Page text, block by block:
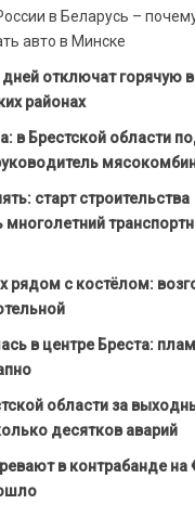
в Беларусь –
авто в Минске
дней отключат горячую
районах
в Брестской области
старт строительства
рядом с костёлом:
в центре Бреста:
области за
десятков аварий
в контрабанде на